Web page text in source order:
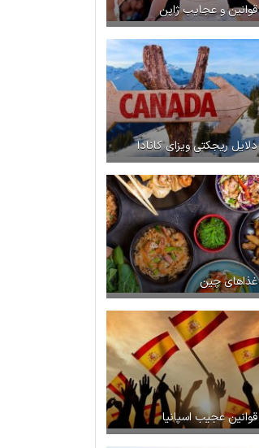
قوانین و عجایب ژاپن
دلایل ریجکتی ویزای کانادا
غذاهای چین
قوانین عجیب اسپانیا